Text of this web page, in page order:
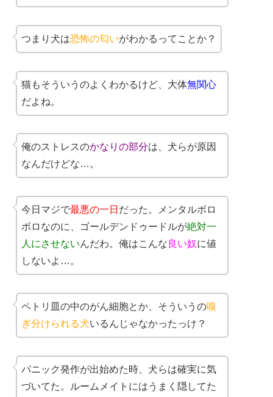
つまり犬は恐怖の匂いがわかるってことか？
猫もそういうのよくわかるけど、大体無関心
だよね。
俺のストレスのかなりの部分は、犬らが原因
なんだけどな…。
今日マジで最悪の一日 だった。メンタルボロ
ボロなのに、ゴールデンドゥードルが絶対一
人にさせないんだわ。俺はこんな良い奴に値
しないよ…。
ペトリ皿の中のがん細胞とか、そういうの嗅
ぎ分けられる犬いるんじゃなかったっけ？
パニック発作が出始めた時、犬らは確実に気
づいてた。ルームメイトにはうまく隠してた